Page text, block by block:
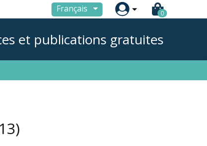
Français  0
et publications gratuites